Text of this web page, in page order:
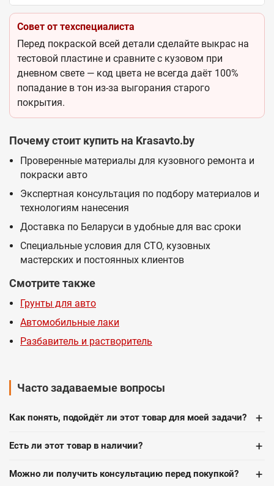
Совет от техспециалиста
Перед покраской всей детали сделайте выкрас на
тестовой пластине и сравните с кузовом при
дневном свете — код цвета не всегда даёт 100%
попадание в тон из-за выгорания старого
покрытия.
Почему стоит купить на Krasavto.by
Проверенные материалы для кузовного ремонта и
покраски авто
Экспертная консультация по подбору материалов и
технологиям нанесения
Доставка по Беларуси в удобные для вас сроки
Специальные условия для СТО, кузовных
мастерских и постоянных клиентов
Смотрите также
Грунты для авто
Автомобильные лаки
Разбавитель и растворитель
Часто задаваемые вопросы
Как понять, подойдёт ли этот товар для моей задачи? +
Есть ли этот товар в наличии? +
Можно ли получить консультацию перед покупкой? +